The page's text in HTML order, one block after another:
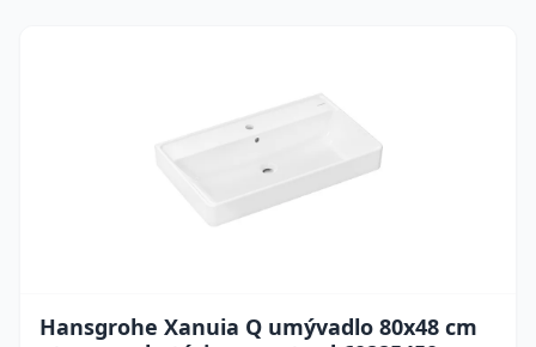
Hansgrohe Xanuia Q umývadlo 80x48 cm